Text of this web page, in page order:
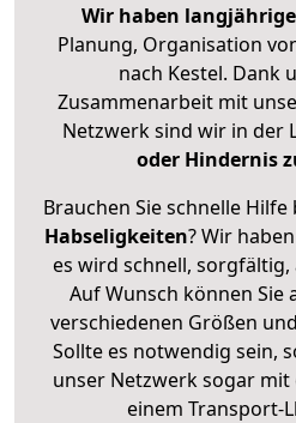
Wir haben
Planung, Organisation
nach Kestel. Dank
Zusammenarbeit mit
Netzwerk sind wir in der
oder Hindernis
Brauchen Sie schnelle Hilfe
Habseligkeiten? Wir
es wird schnell, sorgfältig,
Auf Wunsch können Sie
verschiedenen Größen
Sollte es notwendig sein,
unser Netzwerk sogar
einem Transport-